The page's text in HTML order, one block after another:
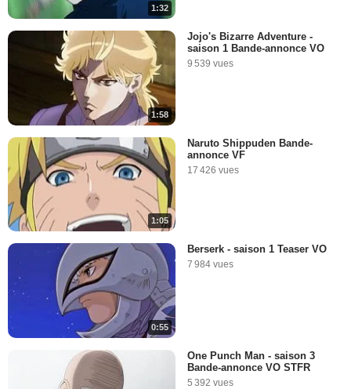
1:32
1:58
Jojo's Bizarre Adventure -
saison 1 Bande-annonce VO
9 539 vues
1:05
Naruto Shippuden Bande-
annonce VF
17 426 vues
0:55
Berserk - saison 1 Teaser VO
7 984 vues
One Punch Man - saison 3
Bande-annonce VO STFR
5 392 vues